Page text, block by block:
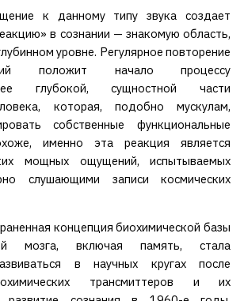
к данному типу звука создает
в сознании — знакомую область,
уровне. Регулярное повторение
положит начало процессу
глубокой, сущностной части
которая, подобно мускулам,
собственные функциональные
именно эта реакция является
мощных ощущений, испытываемых
слушающими записи космических
концепция биохимической базы
мозга, включая память, стала
в научных кругах после
трансмиттеров и их